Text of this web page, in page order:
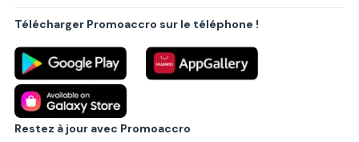
Villes principales
Politique de confidentialité
Règlements
Partenariat B2B
Blog
Contact
Télécharger Promoaccro sur le téléphone !
Restez à jour avec Promoaccro